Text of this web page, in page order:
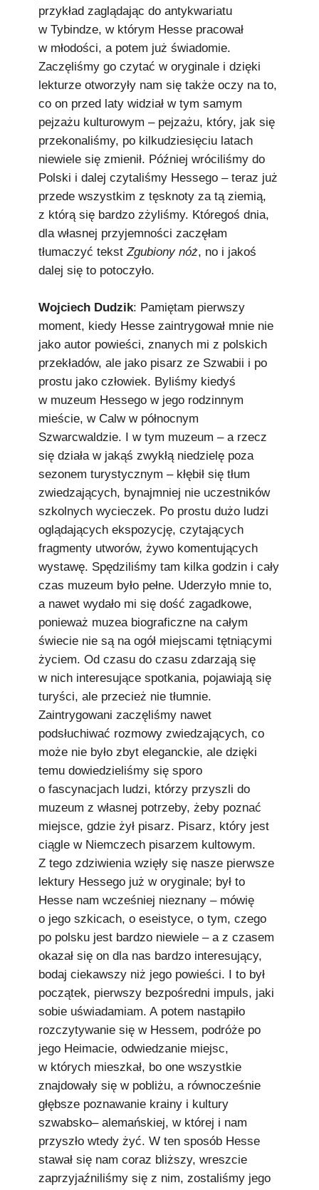
przykład zaglądając do antykwariatu
w Tybindze, w którym Hesse pracował
w młodości, a potem już świadomie.
Zaczęliśmy go czytać w oryginale i dzięki
lekturze otworzyły nam się także oczy na to,
co on przed laty widział w tym samym
pejzażu kulturowym – pejzażu, który, jak się
przekonaliśmy, po kilkudziesięciu latach
niewiele się zmienił. Później wróciliśmy do
Polski i dalej czytaliśmy Hessego – teraz już
przede wszystkim z tęsknoty za tą ziemią,
z którą się bardzo zżyliśmy. Któregoś dnia,
dla własnej przyjemności zaczęłam
tłumaczyć tekstZgubiony nóż, no i jakoś
dalej się to potoczyło.
Wojciech Dudzik: Pamiętam pierwszy
moment, kiedy Hesse zaintrygował mnie nie
jako autor powieści, znanych mi z polskich
przekładów, ale jako pisarz ze Szwabii i po
prostu jako człowiek. Byliśmy kiedyś
w muzeum Hessego w jego rodzinnym
mieście, w Calw w północnym
Szwarcwaldzie. I w tym muzeum – a rzecz
się działa w jakąś zwykłą niedzielę poza
sezonem turystycznym – kłębił się tłum
zwiedzających, bynajmniej nie uczestników
szkolnych wycieczek. Po prostu dużo ludzi
oglądających ekspozycję, czytających
fragmenty utworów, żywo komentujących
wystawę. Spędziliśmy tam kilka godzin i cały
czas muzeum było pełne. Uderzyło mnie to,
a nawet wydało mi się dość zagadkowe,
ponieważ muzea biograficzne na całym
świecie nie są na ogół miejscami tętniącymi
życiem. Od czasu do czasu zdarzają się
w nich interesujące spotkania, pojawiają się
turyści, ale przecież nie tłumnie.
Zaintrygowani zaczęliśmy nawet
podsłuchiwać rozmowy zwiedzających, co
może nie było zbyt eleganckie, ale dzięki
temu dowiedzieliśmy się sporo
o fascynacjach ludzi, którzy przyszli do
muzeum z własnej potrzeby, żeby poznać
miejsce, gdzie żył pisarz. Pisarz, który jest
ciągle w Niemczech pisarzem kultowym.
Z tego zdziwienia wzięły się nasze pierwsze
lektury Hessego już w oryginale; był to
Hesse nam wcześniej nieznany – mówię
o jego szkicach, o eseistyce, o tym, czego
po polsku jest bardzo niewiele – a z czasem
okazał się on dla nas bardzo interesujący,
bodaj ciekawszy niż jego powieści. I to był
początek, pierwszy bezpośredni impuls, jaki
sobie uświadamiam. A potem nastąpiło
rozczytywanie się w Hessem, podróże po
jego Heimacie, odwiedzanie miejsc,
w których mieszkał, bo one wszystkie
znajdowały się w pobliżu, a równocześnie
głębsze poznawanie krainy i kultury
szwabsko– alemańskiej, w której i nam
przyszło wtedy żyć. W ten sposób Hesse
stawał się nam coraz bliższy, wreszcie
zaprzyjaźniliśmy się z nim, zostaliśmy jego